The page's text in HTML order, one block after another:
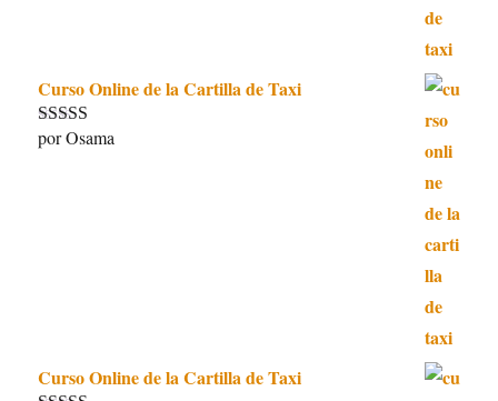
Curso Online de la Cartilla de Taxi
Valorado con
por Osama
Curso Online de la Cartilla de Taxi